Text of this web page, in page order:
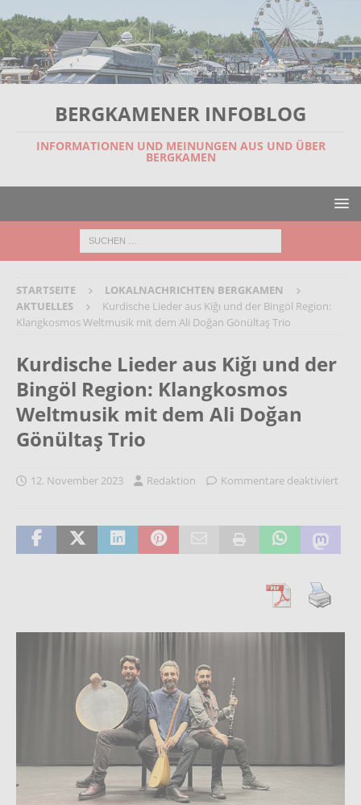
BERGKAMENER INFOBLOG
INFORMATIONEN UND MEINUNGEN AUS UND ÜBER
BERGKAMEN
STARTSEITE
LOKALNACHRICHTEN BERGKAMEN
AKTUELLES
Kurdische Lieder aus Kiğı und der Bingöl Region:
Klangkosmos Weltmusik mit dem Ali Doğan Gönültaş Trio
Kurdische Lieder aus Kiğı und der
Bingöl Region: Klangkosmos
Weltmusik mit dem Ali Doğan
Gönültaş Trio
12. November 2023 Redaktion Kommentare deaktiviert